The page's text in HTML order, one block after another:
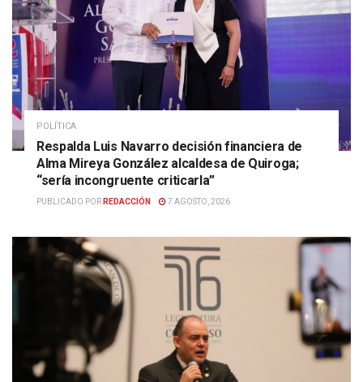
POLÍTICA
Respalda Luis Navarro decisión financiera de
Alma Mireya González alcaldesa de Quiroga;
“sería incongruente criticarla”
PUBLICADO POR REDACCIÓN 7 AGOSTO, 2026